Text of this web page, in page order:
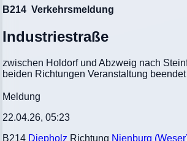
B214 Verkehrsmeldung
Industriestraße
zwischen Holdorf und Abzweig nach
beiden Richtungen Veranstaltung beendet
Meldung
22.04.26, 05:23
B214 Diepholz Richtung Nienburg